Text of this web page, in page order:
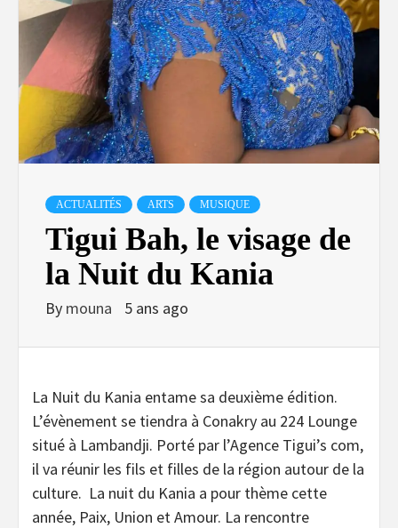
ACTUALITÉS ARTS MUSIQUE
Tigui Bah, le visage de
la Nuit du Kania
By mouna 5 ans ago
La Nuit du Kania entame sa deuxième édition.
L’évènement se tiendra à Conakry au 224 Lounge
situé à Lambandji. Porté par l’Agence Tigui’s com,
il va réunir les fils et filles de la région autour de la
culture. La nuit du Kania a pour thème cette
année, Paix, Union et Amour. La rencontre